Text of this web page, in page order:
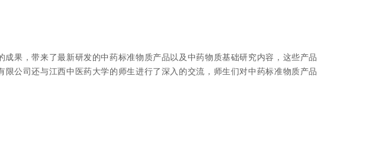
成果 ，带来了最新研发的中药标准物质产品以及中药物质基础研究内容，这些产品
限公司还与江西中医药大学的师生进行了深入的交流， 师生们对中药标准物质产品